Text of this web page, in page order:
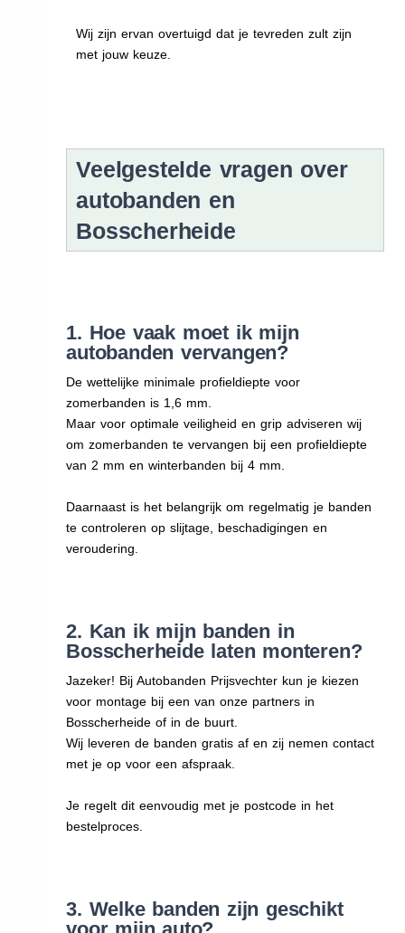
Wij zijn ervan overtuigd dat je tevreden zult zijn
met jouw keuze.
Veelgestelde vragen over
autobanden en
Bosscherheide
1. Hoe vaak moet ik mijn
autobanden vervangen?
De wettelijke minimale profieldiepte voor
zomerbanden is 1,6 mm.
Maar voor optimale veiligheid en grip adviseren wij
om zomerbanden te vervangen bij een profieldiepte
van 2 mm en winterbanden bij 4 mm.
Daarnaast is het belangrijk om regelmatig je banden
te controleren op slijtage, beschadigingen en
veroudering.
2. Kan ik mijn banden in
Bosscherheide laten monteren?
Jazeker! Bij Autobanden Prijsvechter kun je kiezen
voor montage bij een van onze partners in
Bosscherheide of in de buurt.
Wij leveren de banden gratis af en zij nemen contact
met je op voor een afspraak.
Je regelt dit eenvoudig met je postcode in het
bestelproces.
3. Welke banden zijn geschikt